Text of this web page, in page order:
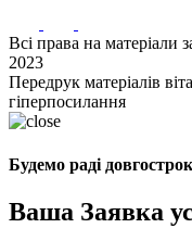
Всі права на
2023
Передрук матеріалів
гіперпосилання
Будемо раді
Ваша Заявка